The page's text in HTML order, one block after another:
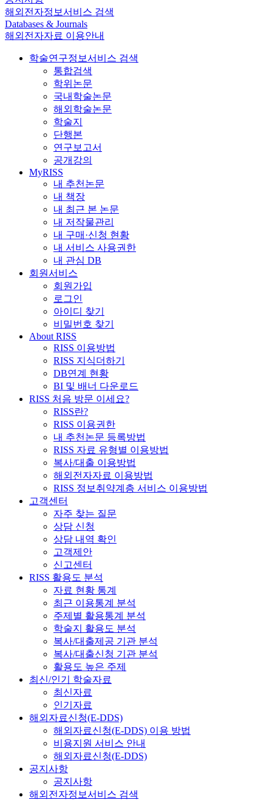
해외전자정보서비스 검색
Databases & Journals
해외전자자료 이용안내
학술연구정보서비스 검색
통합검색
학위논문
국내학술논문
해외학술논문
학술지
단행본
연구보고서
공개강의
MyRISS
내 추천논문
내 책장
내 최근 본 논문
내 저작물관리
내 구매·신청 현황
내 서비스 사용권한
내 관심 DB
회원서비스
회원가입
로그인
아이디 찾기
비밀번호 찾기
About RISS
RISS 이용방법
RISS 지식더하기
DB연계 현황
BI 및 배너 다운로드
RISS 처음 방문 이세요?
RISS란?
RISS 이용권한
내 추천논문 등록방법
RISS 자료 유형별 이용방법
복사/대출 이용방법
해외전자자료 이용방법
RISS 정보취약계층 서비스 이용방법
고객센터
자주 찾는 질문
상담 신청
상담 내역 확인
고객제안
신고센터
RISS 활용도 분석
자료 현황 통계
최근 이용통계 분석
주제별 활용통계 분석
학술지 활용도 분석
복사/대출제공 기관 분석
복사/대출신청 기관 분석
활용도 높은 주제
최신/인기 학술자료
최신자료
인기자료
해외자료신청(E-DDS)
해외자료신청(E-DDS) 이용 방법
비용지원 서비스 안내
해외자료신청(E-DDS)
공지사항
공지사항
해외전자정보서비스 검색